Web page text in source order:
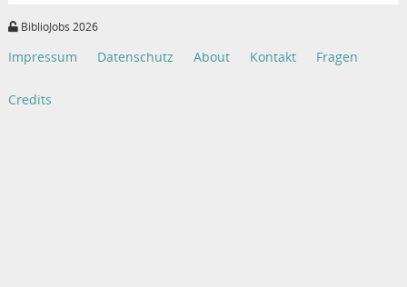
BiblioJobs 2026
Impressum Datenschutz About Kontakt Fragen
Credits